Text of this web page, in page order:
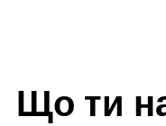
Що ти